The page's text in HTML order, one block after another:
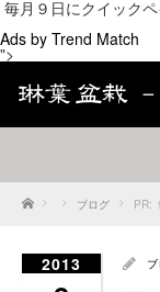
毎月９日にクイック
Ads by Trend Match
">
Home ブログ PR:
2013